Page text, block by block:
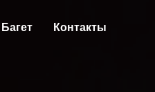
Багет Контакты